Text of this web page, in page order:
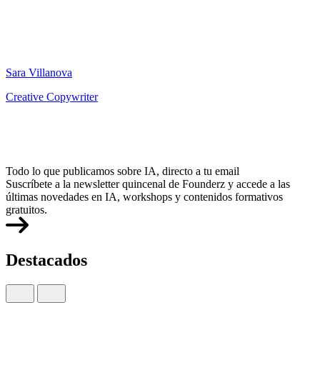
Sara Villanova
Creative Copywriter
Todo lo que publicamos sobre IA, directo a tu email
Suscríbete a la newsletter quincenal de Founderz y accede a las
últimas novedades en IA, workshops y contenidos formativos
gratuitos.
Destacados